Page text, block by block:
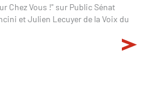
Chez Vous !" sur Public Sénat
et Julien Lecuyer de la Voix du